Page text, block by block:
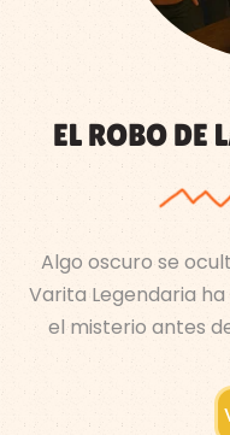
EL ROBO
Algo oscuro se
Varita Legendaria
el misterio antes